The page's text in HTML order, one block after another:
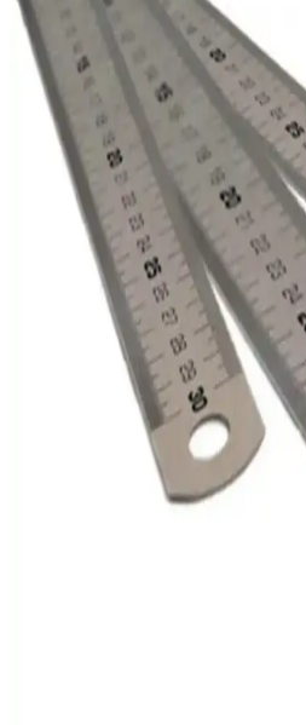
ölçüm alanında güvenilir bir tercih.
mıknatısı sayesinde kullanım kolaylığı
Dekorasyon ve Mobilya
Setlerinin Rolü ve Kullanım
Çetvel setleri, dekorasyon ve mobilya
düzenli çizim imkanı sunar, projelerin
kazandırır.
Sgs Flori 5 Metre 25 Mm
Dekorasyon İçin Dayanıklı
Sgs Flori 5 metre 25 mm çelik şerit
ergonomik tasarımıyla inşaat ve
hassasiyet sağlar, kolay taşınır ve
Starline 5G51X Şerit Metre 5
Dayanıklılık ile Tasarlanmış
Starline 5G51X şerit metre, 5 metre
ergonomik tasarımıyla inşaat ve
Makroyapı Kumpas
Hassasiyetli ve Dayanıklı